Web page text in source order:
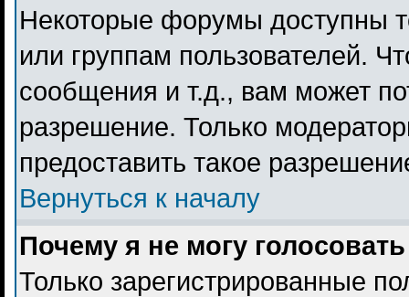
Некоторые форумы доступны
или группам пользователей.
сообщения и т.д., вам может
разрешение. Только
предоставить такое
Вернуться к началу
Почему я не могу
Только зарегистрированные